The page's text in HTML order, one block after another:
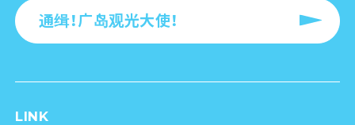
通缉！广岛观光大使！
LINK